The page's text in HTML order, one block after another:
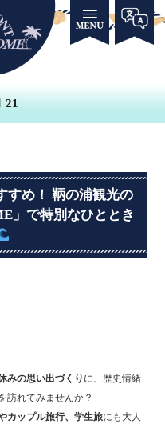
21
すめ！ 鞆の浦観光の
」で特別なひととき
みの思い出づくり に、歴史情緒
訪れてみませんか？
カップル旅行、学生旅にも大人